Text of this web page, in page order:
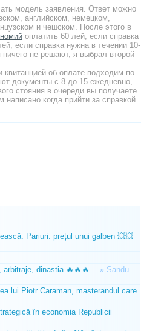
модель заявления. Ответ можно
английском, немецком,
и чешском. После этого в
оплатить 60 лей, если справка
если справка нужна в течении 10-
не решают, я выбрал второй
об оплате подходим по
документы с 8 до 15 ежедневно,
стояния в очереди вы получаете
написано когда прийти за справкой.
Pariuri: prețul unui galben 💥💥
dinastia 🔥🔥🔥 —» Sandu
lui Piotr Caraman, masterandul care
în economia Republicii